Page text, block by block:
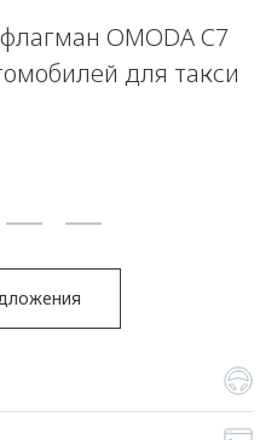
OMODA C7
для такси